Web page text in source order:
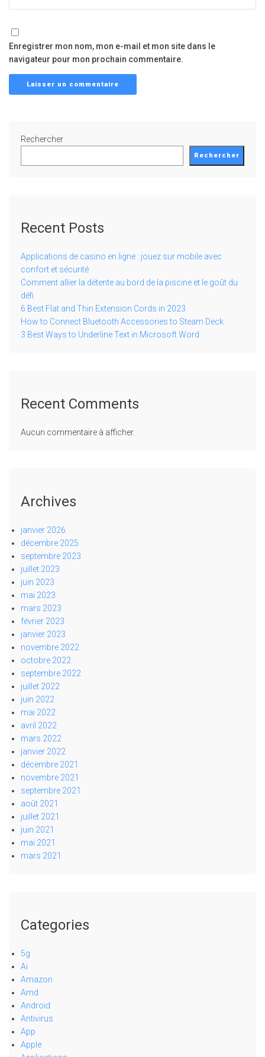
Enregistrer mon nom, mon e-mail et mon site dans le
navigateur pour mon prochain commentaire.
Rechercher
Rechercher
Recent Posts
Applications de casino en ligne : jouez sur mobile avec
confort et sécurité
Comment allier la détente au bord de la piscine et le goût du
défi
6 Best Flat and Thin Extension Cords in 2023
How to Connect Bluetooth Accessories to Steam Deck
3 Best Ways to Underline Text in Microsoft Word
Recent Comments
Aucun commentaire à afficher.
Archives
janvier 2026
décembre 2025
septembre 2023
juillet 2023
juin 2023
mai 2023
mars 2023
février 2023
janvier 2023
novembre 2022
octobre 2022
septembre 2022
juillet 2022
juin 2022
mai 2022
avril 2022
mars 2022
janvier 2022
décembre 2021
novembre 2021
septembre 2021
août 2021
juillet 2021
juin 2021
mai 2021
mars 2021
Categories
5g
Ai
Amazon
Amd
Android
Antivirus
App
Apple